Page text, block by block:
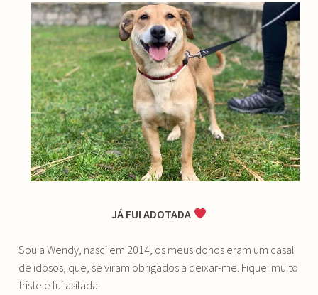
JÁ FUI ADOTADA
Sou a Wendy, nasci em 2014, os meus donos eram um casal
de idosos, que, se viram obrigados a deixar-me. Fiquei muito
triste e fui asilada.